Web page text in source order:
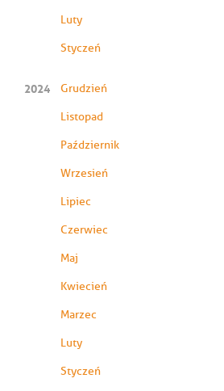
Luty
Styczeń
2024 Grudzień
Listopad
Październik
Wrzesień
Lipiec
Czerwiec
Maj
Kwiecień
Marzec
Luty
Styczeń